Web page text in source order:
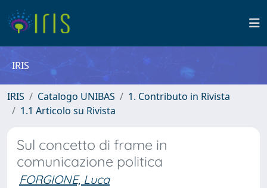
IRIS
IRIS Catalogo UNIBAS
1. Contributo in Rivista
1.1 Articolo su Rivista
Sul concetto di frame in
comunicazione politica
FORGIONE, Luca